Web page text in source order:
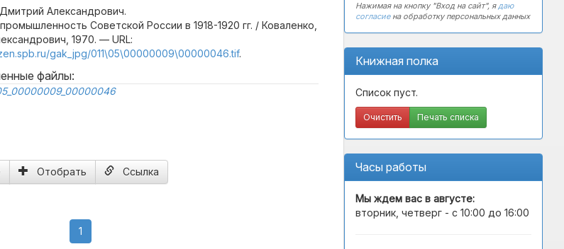
Нажимая на кнопку "Вход на сайт", ядаю
согласиена обработку персональных данных
Книжная полка
Список пуст.
Очистить Печать списка
Часы работы
Мы ждем вас в августе:
вторник, четверг - с 10:00 до 16:00
Александрович.
Советской России в 1918-1920 гг. / Коваленко,
1970. — URL:
gak_jpg/011\05\00000009\00000046.tif.
файлы:
Отобрать Ссылка
1(current)